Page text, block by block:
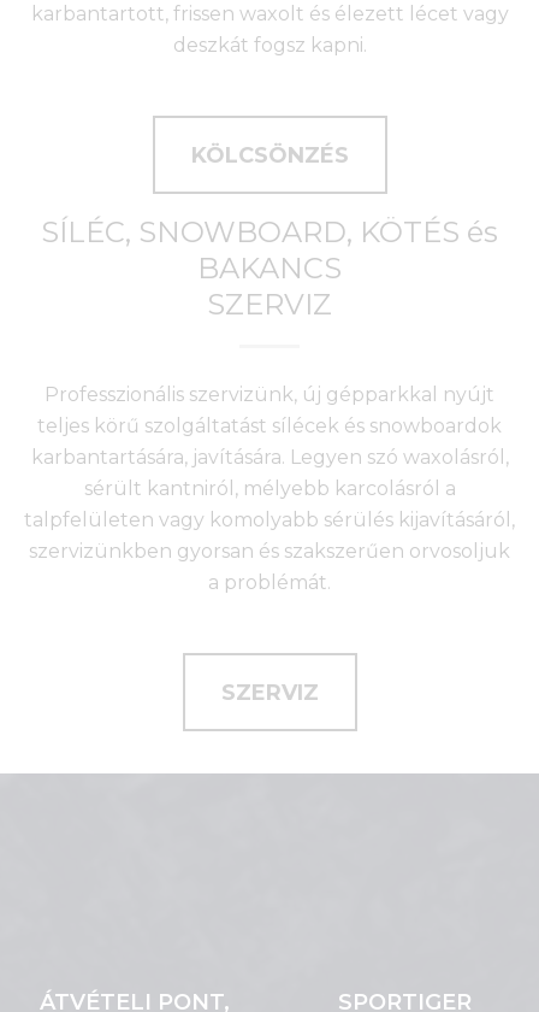
karbantartott, frissen waxolt és élezett lécet vagy
deszkát fogsz kapni.
KÖLCSÖNZÉS
SÍLÉC, SNOWBOARD, KÖTÉS és
BAKANCS
SZERVIZ
Professzionális szervizünk, új gépparkkal nyújt
teljes körű szolgáltatást sílécek és snowboardok
karbantartására, javítására. Legyen szó waxolásról,
sérült kantniról, mélyebb karcolásról a
talpfelületen vagy komolyabb sérülés kijavításáról,
szervizünkben gyorsan és szakszerűen orvosoljuk
a problémát.
SZERVIZ
ÁTVÉTELI PONT,
SPORTIGER